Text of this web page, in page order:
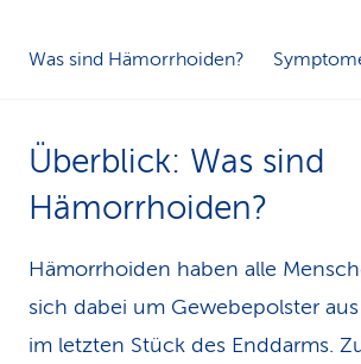
Was sind Hämorrhoiden?
Überblick: Was sind
Hämorrhoiden?
Hämorrhoiden haben alle
sich dabei um Gewebepolster
im letzten Stück des End­darms.